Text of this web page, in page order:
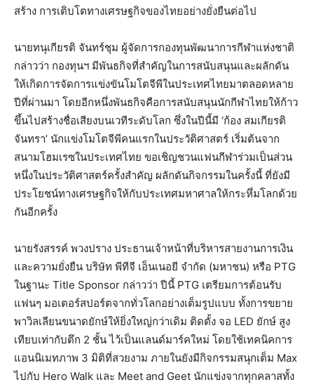
สร้าง การเติบโตทางเศรษฐกิจของไทยอย่างยั่งยืนต่อไป
นายทนุเกียรติ จันทร์ชุม ผู้จัดการกองทุนพัฒนาการกีฬาแห่งชาติ
กล่าวว่า กองทุนฯ มีพันธกิจที่สำคัญในการสนับสนุนและผลักดัน
ให้เกิดการจัดการแข่งขันโมโตจีพีในประเทศไทยมาตลอดหลาย
ปีที่ผ่านมา โดยอีกหนึ่งพันธกิจคือการสนับสนุนนักกีฬาไทยให้ก้าว
ขึ้นไปสร้างชื่อเสียงบนเวทีระดับโลก ซึ่งในปีนี้มี ‘ก้อง สมเกียรติ
จันทรา’ นักแข่งโมโตจีพีคนแรกในประวัติศาสตร์ เริ่มต้นจาก
สนามโฮมเรซในประเทศไทย ขอเชิญชวนแฟนกีฬาร่วมเป็นส่วน
หนึ่งในประวัติศาสตร์ครั้งสำคัญ ผลักดันกิจกรรมในครั้งนี้ ที่ยังมี
ประโยชน์ทางเศรษฐกิจให้กับประเทศมหาศาลให้กระหึ่มโลกด้วย
กันอีกครั้ง
นายรังสรรค์ พวงปราง ประธานเจ้าหน้าที่บริหารสายงานการเงิน
และความยั่งยืน บริษัท พีทีจี เอ็นเนอยี จำกัด (มหาชน) หรือ PTG
ในฐานะ Title Sponsor กล่าวว่า ปีนี้ PTG เตรียมการต้อนรับ
แฟนๆ มอเตอร์สปอร์ตจากทั่วโลกอย่างเต็มรูปแบบ ทั้งการขยาย
พาวิลเลียนขนาดยักษ์ให้ยิ่งใหญ่กว่าเดิม ติดตั้ง จอ LED ยักษ์ สูง
เทียบเท่ากับตึก 2 ชั้น ไว้เป็นแลนด์มาร์คใหม่ โดยใช้เทคนิคการ
แอนนิเมทภาพ 3 มิติที่สวยงาม ภายในยังมีกิจกรรมสนุกเต็ม Max
ไปกับ Hero Walk และ Meet and Geet นักแข่งจากทุกคลาสทั้ง